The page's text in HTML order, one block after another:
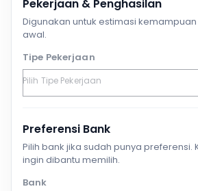
Pekerjaan & Penghasilan
Digunakan untuk estimasi
awal.
Tipe Pekerjaan
Preferensi Bank
Pilih bank jika sudah punya preferensi.
ingin dibantu memilih.
Bank